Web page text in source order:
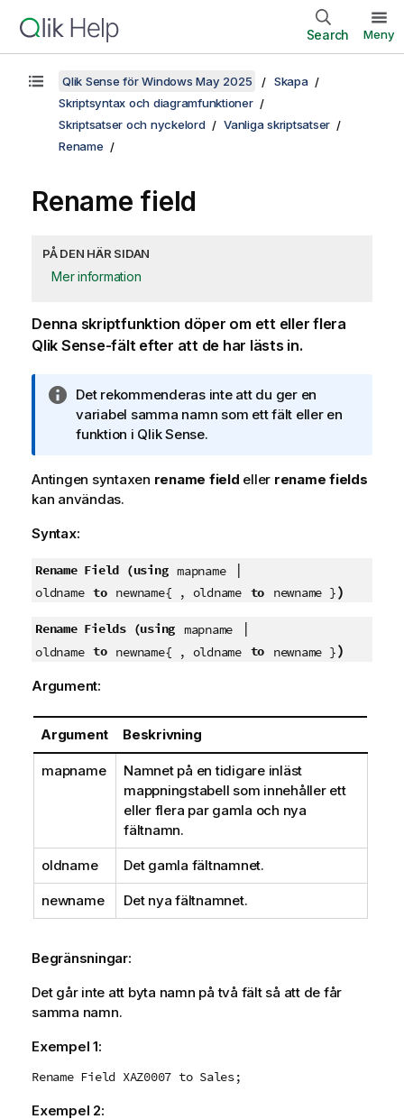
Search Meny
Qlik Sense för Windows May 2025
Skapa
Skriptsyntax och diagramfunktioner
Skriptsatser och nyckelord
Vanliga skriptsatser
Rename
Rename field
PÅ DEN HÄR SIDAN
Mer information
Denna skriptfunktion döper om ett eller flera
Qlik Sense-fält efter att de har lästs in.
A
n
t
c
k
i
g
o
i
n
o
r
m
a
t
Det rekommenderas inte att du ger en
variabel samma namn som ett fält eller en
funktion i Qlik Sense.
Antingen syntaxen rename field eller rename fields
kan användas.
Syntax:
Rename Field (using mapname|
oldname to newname{ , oldname to newname })
Rename Fields (using mapname |
oldname to newname{ , oldname to newname })
Argument:
Argument Beskrivning
mapname
Namnet på en tidigare inläst
mappningstabell som innehåller ett
eller flera par gamla och nya
fältnamn.
oldname Det gamla fältnamnet.
newname Det nya fältnamnet.
Begränsningar:
Det går inte att byta namn på två fält så att de får
samma namn.
Exempel 1:
Rename Field XAZ0007 to Sales;
Exempel 2: